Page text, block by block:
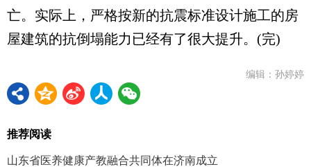
亡。实际上，严格按新的抗震标准设计施工的房
屋建筑的抗倒塌能力已经有了很大提升。(完)
编辑：孙婷婷
推荐阅读
山东省医养健康产教融合共同体在济南成立